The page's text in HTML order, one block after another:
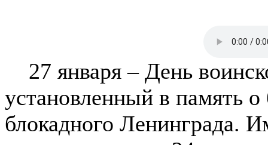
27 января – День
установленный в память
блокадного Ленинграда.